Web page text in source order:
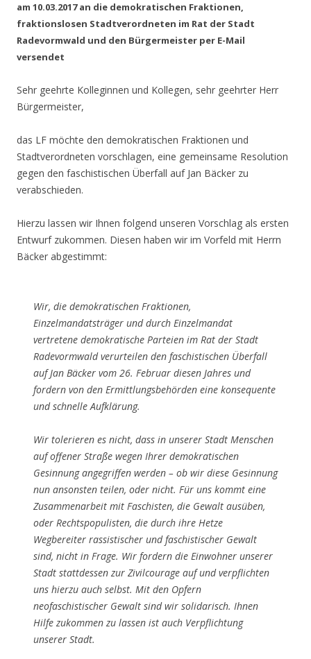
am 10.03.2017 an die demokratischen Fraktionen,
fraktionslosen Stadtverordneten im Rat der Stadt
Radevormwald und den Bürgermeister per E-Mail
versendet
Sehr geehrte Kolleginnen und Kollegen, sehr geehrter Herr
Bürgermeister,
das LF möchte den demokratischen Fraktionen und
Stadtverordneten vorschlagen, eine gemeinsame Resolution
gegen den faschistischen Überfall auf Jan Bäcker zu
verabschieden.
Hierzu lassen wir Ihnen folgend unseren Vorschlag als ersten
Entwurf zukommen. Diesen haben wir im Vorfeld mit Herrn
Bäcker abgestimmt:
Wir, die demokratischen Fraktionen,
Einzelmandatsträger und durch Einzelmandat
vertretene demokratische Parteien im Rat der Stadt
Radevormwald verurteilen den faschistischen Überfall
auf Jan Bäcker vom 26. Februar diesen Jahres und
fordern von den Ermittlungsbehörden eine konsequente
und schnelle Aufklärung.
Wir tolerieren es nicht, dass in unserer Stadt Menschen
auf offener Straße wegen Ihrer demokratischen
Gesinnung angegriffen werden – ob wir diese Gesinnung
nun ansonsten teilen, oder nicht. Für uns kommt eine
Zusammenarbeit mit Faschisten, die Gewalt ausüben,
oder Rechtspopulisten, die durch ihre Hetze
Wegbereiter rassistischer und faschistischer Gewalt
sind, nicht in Frage. Wir fordern die Einwohner unserer
Stadt stattdessen zur Zivilcourage auf und verpflichten
uns hierzu auch selbst. Mit den Opfern
neofaschistischer Gewalt sind wir solidarisch. Ihnen
Hilfe zukommen zu lassen ist auch Verpflichtung
unserer Stadt.